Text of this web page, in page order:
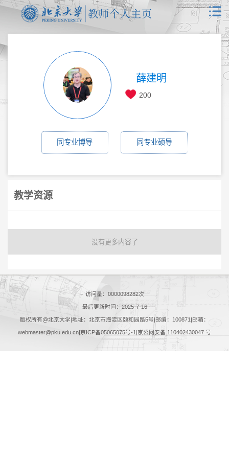
薛建明
200
同专业博导 同专业硕导
教学资源
没有更多内容了
访问量： 0000098282次
最后更新时间： 2025-7-16
版权所有@北京大学|地址：北京市海淀区颐和园路5号|邮编：100871|邮箱：
webmaster@pku.edu.cn|京ICP备05065075号-1|京公网安备 110402430047 号